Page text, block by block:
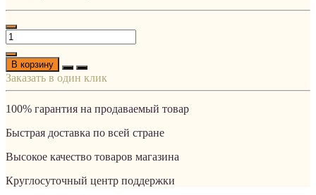
В корзину
Заказать в один клик
100% гарантия на продаваемый товар
Быстрая доставка по всей стране
Высокое качество товаров магазина
Круглосуточный центр поддержки